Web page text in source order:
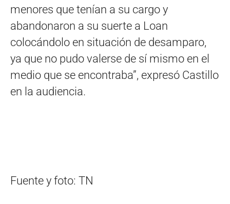
menores que tenían a su cargo y
abandonaron a su suerte a Loan
colocándolo en situación de desamparo,
ya que no pudo valerse de sí mismo en el
medio que se encontraba”, expresó Castillo
en la audiencia.
Fuente y foto: TN